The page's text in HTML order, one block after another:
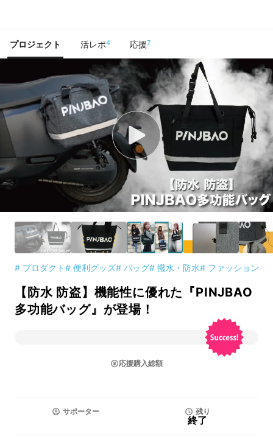
プロジェクト 活レポ4 応援7
# プロダクト# 便利グッズ# バッグ# 撥水・防水# ファッション
【防水 防盗】機能性に優れた『PINJBAO
多功能バッグ』が登場！
応援購入総額
サポーター 残り
終了